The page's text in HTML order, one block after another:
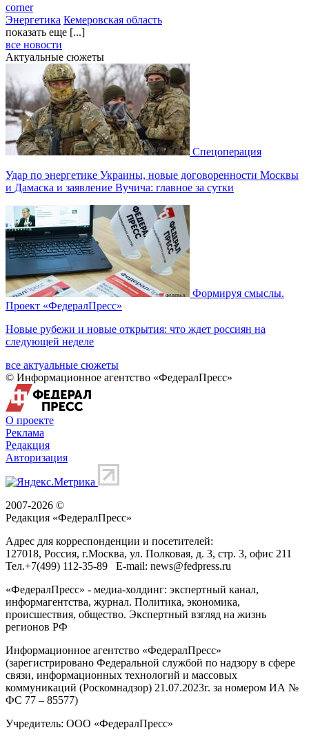
corner
Энергетика Кемеровская область
показать еще [...]
все новости
Актуальные сюжеты
Спецоперация
Удар по энергетике Украины, новые договоренности Москвы
и Дамаска и заявление Вучича: главное за сутки
Формируя смыслы.
Проект «ФедералПресс»
Новые рубежи и новые открытия: что ждет россиян на
следующей неделе
все актуальные сюжеты
© Информационное агентство «ФедералПресс»
О проекте
Реклама
Редакция
Авторизация
2007-2026 ©
Редакция «ФедералПресс»
Адрес для корреспонденции и посетителей:
127018, Россия, г.Москва, ул. Полковая, д. 3, стр. 3, офис 211
Тел.+7(499) 112-35-89 E-mail: news@fedpress.ru
«ФедералПресс» - медиа-холдинг: экспертный канал,
информагентства, журнал. Политика, экономика,
происшествия, общество. Экспертный взгляд на жизнь
регионов РФ
Информационное агентство «ФедералПресс»
(зарегистрировано Федеральной службой по надзору в сфере
связи, информационных технологий и массовых
коммуникаций (Роскомнадзор) 21.07.2023г. за номером ИА №
ФС 77 – 85577)
Учредитель: ООО «ФедералПресс»